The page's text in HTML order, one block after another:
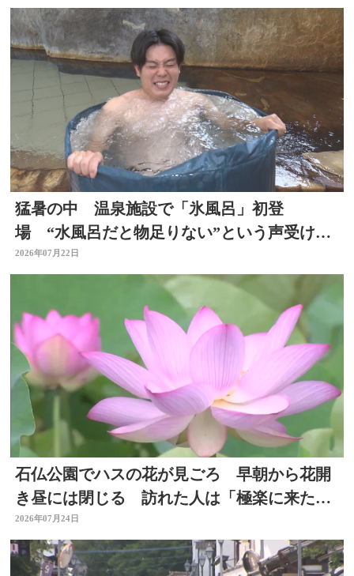
猛暑の中 温泉施設で「氷風呂」初登
場 “水風呂だと物足りない”という声受けレ
ベルアップ 大分・日田市
2026年07月22日
石仏公園でハスの花が見ごろ 早朝から花開
き昼には閉じる 訪れた人は「極楽に来た気
分」大分県臼杵市
2026年07月24日